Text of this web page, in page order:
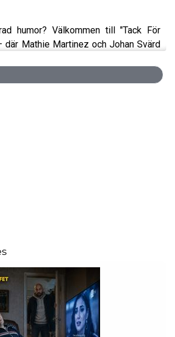
humor? Välkommen till "Tack För
Mathie Martinez och Johan Svärd
oväntade ämnen och skämtar om
till premium för två exklusiva
reklam.Prova gratis i 14 dagar och